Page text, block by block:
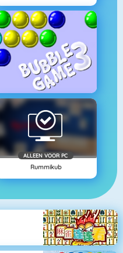
ALLEEN VOOR PC
Rummikub